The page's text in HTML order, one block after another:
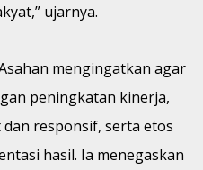
ujarnya.
mengingatkan agar
peningkatan kinerja,
responsif, serta etos
hasil. Ia menegaskan